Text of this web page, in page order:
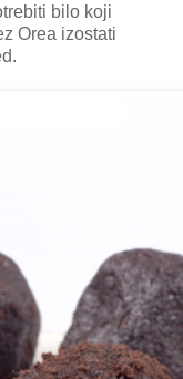
bilo koji
Orea izostati